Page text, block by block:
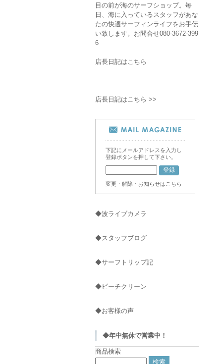
目の前が海のサーフショップ。毎
日、海に入っているスタッフがあな
たの快適サーフィンライフをお手伝
い致します。お問合せ080-3672-399
6
店長日記はこちら
店長日記はこちら >>
下記にメールアドレスを入力し
登録ボタンを押して下さい。
変更・解除・お知らせはこちら
◆波ライブカメラ
◆スタッフブログ
◆サーフトリップ記
◆ビーチクリーン
◆お客様の声
◆年中無休で営業中！
商品検索